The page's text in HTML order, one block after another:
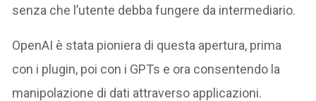
senza che l’utente debba fungere da intermediario.
OpenAI è stata pioniera di questa apertura, prima
con i plugin, poi con i GPTs e ora consentendo la
manipolazione di dati attraverso applicazioni.